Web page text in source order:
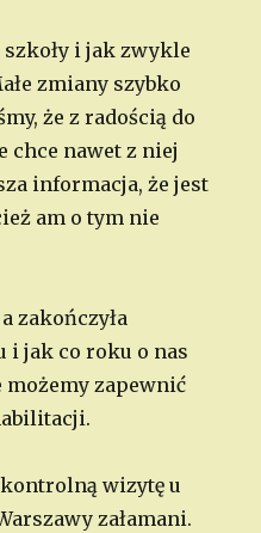
szkoły i jak zwykle
zmiany szybko
że z radością do
chce nawet z niej
informacja, że jest
am o tym nie
zakończyła
i jak co roku o nas
możemy zapewnić
wizytę u
załamani.